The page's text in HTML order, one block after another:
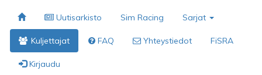
Uutisarkisto Sim Racing Sarjat
Kuljettajat FAQ Yhteystiedot FiSRA
Kirjaudu